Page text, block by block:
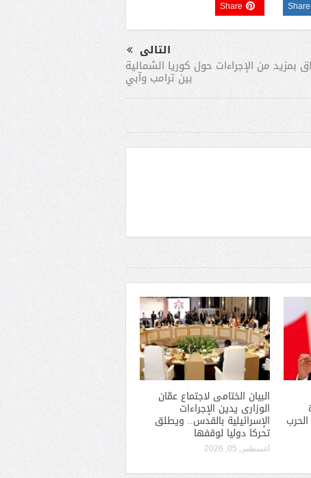
Share
Share
التالى
بمزيد من الإجراءات حول كوريا الشمالية
بين ترامب وآبي
البيان الختامى لاجتماع عمّان
الوزارى يدين الإجراءات
الإسرائيلية بالقدس.. ويطلق
تحركا دوليا لوقفها
أغسطس 05, 2026